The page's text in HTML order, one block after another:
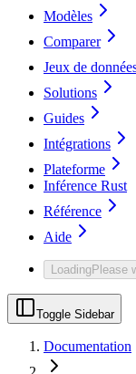
Modèles
Comparer
Jeux de
Solutions
Guides
Intégrations
Plateforme
Inférence Rust
Référence
Aide
LoadingPlease
Toggle Sidebar
Documentation